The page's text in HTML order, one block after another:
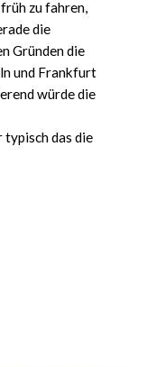
zu fahren,
die
Gründen die
und Frankfurt
würde die
typisch das die